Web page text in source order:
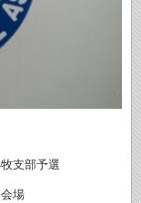
支部予選
場